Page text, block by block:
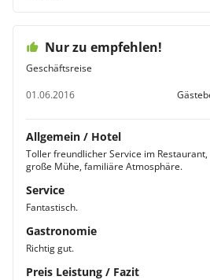
Nur zu empfehlen!
Geschäftsreise
01.06.2016
Allgemein / Hotel
Toller freundlicher Service im
große Mühe, familiäre Atmosphäre.
Service
Fantastisch.
Gastronomie
Richtig gut.
Preis Leistung / Fazit